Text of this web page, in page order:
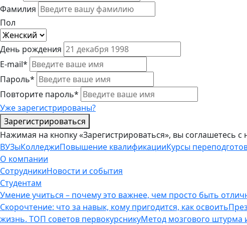
Фамилия
Пол
День рождения
E-mail*
Пароль*
Повторите пароль*
Уже зарегистрированы?
Зарегистрироваться
Нажимая на кнопку «Зарегистрироваться», вы соглашетесь с
ВУЗыКолледжиПовышение квалификацииКурсы
О компании
СотрудникиНовости и события
Студентам
Умение учиться – почему это важнее, чем просто быть
Скорочтение: что за навык, кому пригодится, как освоить
жизнь. ТОП советов первокурсникуМетод мозгового штурма